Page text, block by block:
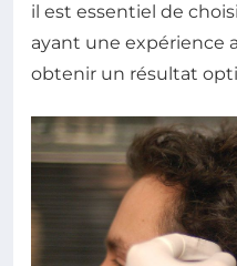
il est essentiel de
ayant une expérience
obtenir un résultat